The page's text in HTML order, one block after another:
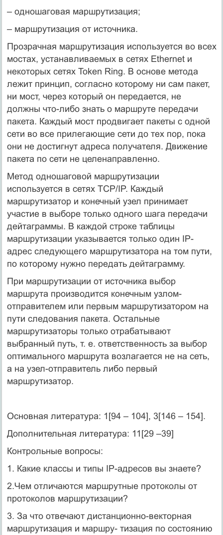
– одношаговая маршрутизация;
– маршрутизация от источника.
Прозрачная маршрутизация используется во всех
мостах, устанавливаемых в сетях Ethernet и
некоторых сетях Token Ring. В основе метода
лежит принцип, согласно которому ни сам пакет,
ни мост, через который он передается, не
должны что-либо знать о маршруте передачи
пакета. Каждый мост продвигает пакеты с одной
сети во все прилегающие сети до тех пор, пока
они не достигнут адреса получателя. Движение
пакета по сети не целенаправленно.
Метод одношаговой маршрутизации
используется в сетях TCP/IP. Каждый
маршрутизатор и конечный узел принимает
участие в выборе только одного шага передачи
дейтаграммы. В каждой строке таблицы
маршрутизации указывается только один IP-
адрес следующего маршрутизатора на том пути,
по которому нужно передать дейтаграмму.
При маршрутизации от источника выбор
маршрута производится конечным узлом-
отправителем или первым маршрутизатором на
пути следования пакета. Остальные
маршрутизаторы только отрабатывают
выбранный путь, т. е. ответственность за выбор
оптимального маршрута возлагается не на сеть,
а на узел-отправитель либо первый
маршрутизатор.
Основная литература: 1[94 – 104], 3[146 – 154].
Дополнительная литература: 11[29 –39]
Контрольные вопросы:
1. Какие классы и типы IP-адресов вы знаете?
2.Чем отличаются маршрутные протоколы от
протоколов маршрутизации?
3. За что отвечают дистанционно-векторная
маршрутизация и маршру- тизация по состоянию